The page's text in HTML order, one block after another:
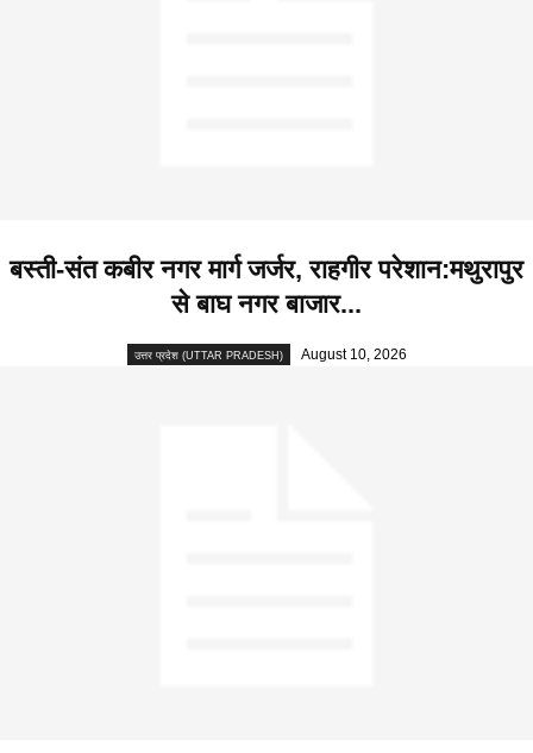
बस्ती-संत कबीर नगर मार्ग जर्जर, राहगीर परेशान:मथुरापुर
से बाघ नगर बाजार...
उत्तर प्रदेश (UTTAR PRADESH) August 10, 2026